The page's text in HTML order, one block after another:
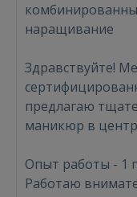
наращивание
Здравствуйте!
предлагаю
маникюр в
Опыт работы - 1
Работаю